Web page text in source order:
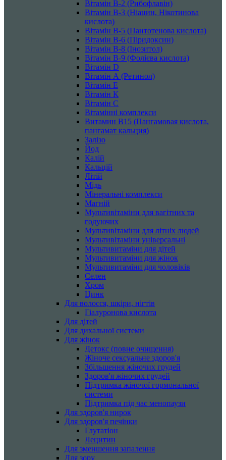
Вітамін B-2 (Рибофлавін)
Вітамін B-3 (Ніацин, Нікотинова
кислота)
Вітамін B-5 (Пантотенова кислота)
Вітамін B-6 (Піридоксин)
Вітамін B-8 (Інозитол)
Вітамін B-9 (Фолієва кислота)
Вітамін D
Вітамін А (Ретинол)
Вітамін Е
Вітамін К
Вітамін С
Вітамінні комплекси
Витамин B15 (Пангамовая кислота,
пангамат кальция)
Залізо
Йод
Калій
Кальцій
Літій
Мідь
Мінеральні комплекси
Магній
Мультивітаміни для вагітних та
годуючих
Мультивітаміни для літніх людей
Мультивітаміни універсальні
Мультивитаміни для дітей
Мультивитаміни для жінок
Мультивитаміни для чоловіків
Селен
Хром
Цинк
Для волосся, шкіри, нігтів
Гіалуронова кислота
Для дітей
Для дихальної системи
Для жінок
Детокс (повне очищення)
Жіноче сексуальне здоров'я
Збільшення жіночих грудей
Здоров'я жіночих грудей
Підтримка жіночої гормональної
системи
Підтримка під час менопаузи
Для здоров'я нирок
Для здоров'я печінки
Глутатіон
Лецитин
Для зменшення запалення
Для зору